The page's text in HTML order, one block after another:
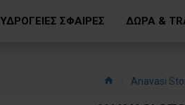
ΥΔΡΟΓΕΙΕΣ ΣΦΑΙΡΕΣ ΔΩΡΑ &
Anavasi